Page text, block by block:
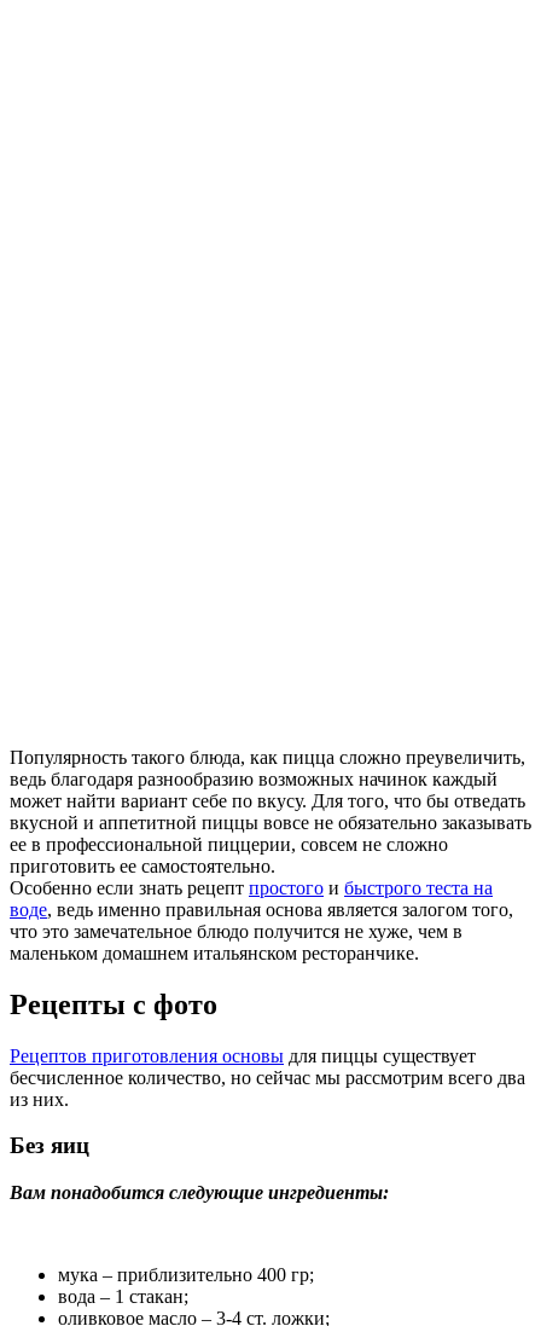
Популярность такого блюда, как пицца сложно преувеличить,
ведь благодаря разнообразию возможных начинок каждый
может найти вариант себе по вкусу. Для того, что бы отведать
вкусной и аппетитной пиццы вовсе не обязательно заказывать
ее в профессиональной пиццерии, совсем не сложно
приготовить ее самостоятельно.
Особенно если знать рецепт простого и быстрого теста на
воде, ведь именно правильная основа является залогом того,
что это замечательное блюдо получится не хуже, чем в
маленьком домашнем итальянском ресторанчике.
Рецепты с фото
Рецептов приготовления основы для пиццы существует
бесчисленное количество, но сейчас мы рассмотрим всего два
из них.
Без яиц
Вам понадобится следующие ингредиенты:
мука – приблизительно 400 гр;
вода – 1 стакан;
оливковое масло – 3-4 ст. ложки;